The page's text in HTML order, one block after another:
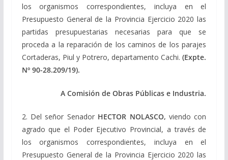
los organismos correspondientes, incluya en el
Presupuesto General de la Provincia Ejercicio 2020 las
partidas presupuestarias necesarias para que se
proceda a la reparación de los caminos de los parajes
Cortaderas, Piul y Potrero, departamento Cachi.(Expte.
Nº 90-28.209/19).
A Comisión de Obras Públicas e Industria.
2. Del señor SenadorHECTOR NOLASCO, viendo con
agrado que el Poder Ejecutivo Provincial, a través de
los organismos correspondientes, incluya en el
Presupuesto General de la Provincia Ejercicio 2020 las